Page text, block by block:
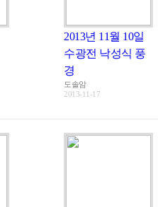
2013년 11월 10일
수광전 낙성식 풍
경
도솔암
2013-11-17